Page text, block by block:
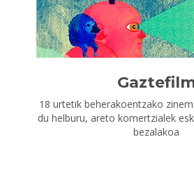
18 urtetik beherakoentzako
du helburu, areto komertzialek
bezalakoa